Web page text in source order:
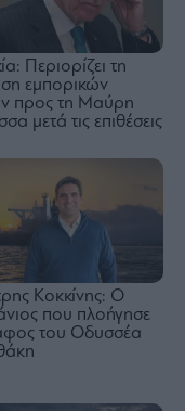
Περιορίζει τη
εμπορικών
προς τη Μαύρη
μετά τις επιθέσεις
Κοκκίνης: Ο
που πλοήγησε
του Οδυσσέα